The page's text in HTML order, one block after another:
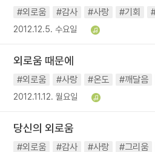
#외로움 #감사 #사랑 #기회
2012.12.5. 수요일
외로움 때문에
#외로움 #사랑 #온도 #깨달음
2012.11.12. 월요일
당신의 외로움
#외로움 #감사 #사랑 #그리움